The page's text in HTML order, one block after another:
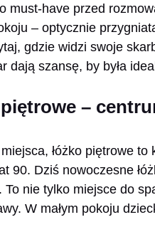
must-have przed
– optycznie
gdzie widzi swoje
dają szansę, by była
–
łóżko piętrowe
90. Dziś nowoczesne
To nie tylko miejsce do
W małym pokoju